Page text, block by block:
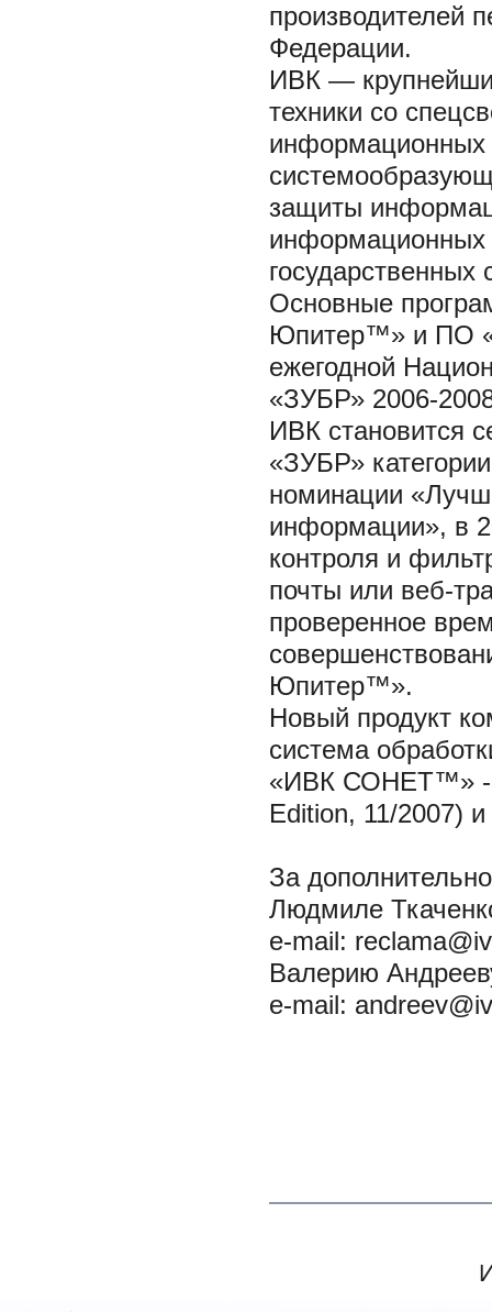
производителей
Федерации.
ИВК —
техники со
информационных
защиты
информационных
государственных
Основные
Юпитер™» и ПО
ежегодной
«ЗУБР» 2006-2008
ИВК становится
«ЗУБР»
номинации
информации», в
контроля и
почты или веб-
проверенное
Юпитер™».
Новый продукт
система
«ИВК СОНЕТ™» -
Edition, 11/2007)
За
Людмиле
e-mail:
Валерию
e-mail: